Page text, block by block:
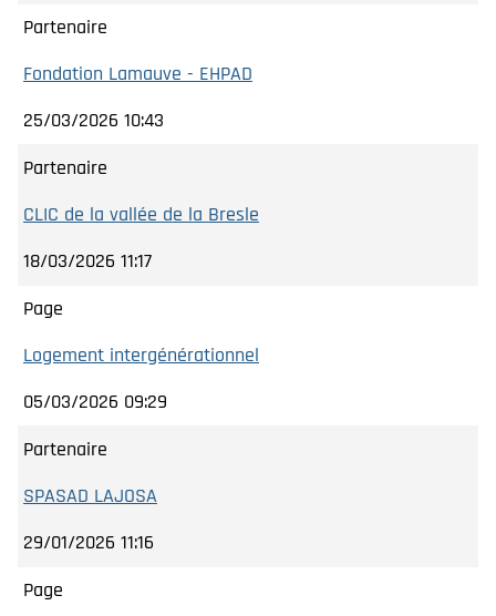
Partenaire
Fondation Lamauve - EHPAD
25/03/2026 10:43
Partenaire
CLIC de la vallée de la Bresle
18/03/2026 11:17
Page
Logement intergénérationnel
05/03/2026 09:29
Partenaire
SPASAD LAJOSA
29/01/2026 11:16
Page